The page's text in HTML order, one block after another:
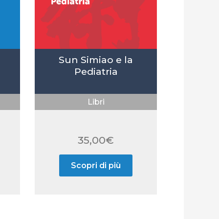
Sun Simiao e la
Pediatria
Libri
35,00€
Scopri di più